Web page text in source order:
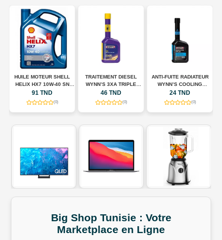
HUILE MOTEUR SHELL
HELIX HX7 10W-40 SN
PLUS – 5 L
91 TND
(0)
TRAITEMENT DIESEL
WYNN’S 3XA TRIPLE
ACTION – 325 ML
46 TND
(0)
ANTI-FUITE RADIATEUR
WYNN’S COOLING
SYSTEM STOP LEAK –
325 ML
24 TND
(0)
Big Shop Tunisie : Votre
Marketplace en Ligne